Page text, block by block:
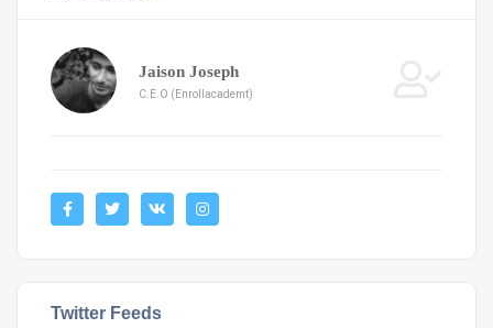
Jaison Joseph
C.E.O (Enrollacademt)
Twitter Feeds